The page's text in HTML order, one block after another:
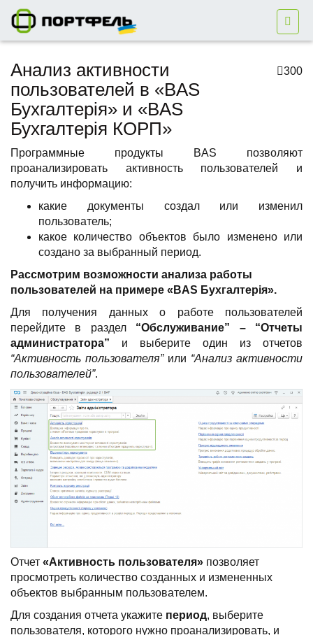
Анализ активности
пользователей в «BAS
Бухгалтерія» и «BAS
Бухгалтерія КОРП»
300
Программные продукты BAS позволяют
проанализировать активность пользователей и
получить информацию:
какие документы создал или изменил
пользователь;
какое количество объектов было изменено или
создано за выбранный период.
Рассмотрим возможности анализа работы
пользователей на примере «BAS Бухгалтерія».
Для получения данных о работе пользователей
перейдите в раздел “Обслуживание” – “Отчеты
администратора” и выберите один из отчетов
“Активность пользователя”или “Анализ активности
пользователей”.
Отчет «Активность пользователя» позволяет
просмотреть количество созданных и измененных
объектов выбранным пользователем.
Для создания отчета укажите период, выберите
пользователя, которого нужно проанализировать, и